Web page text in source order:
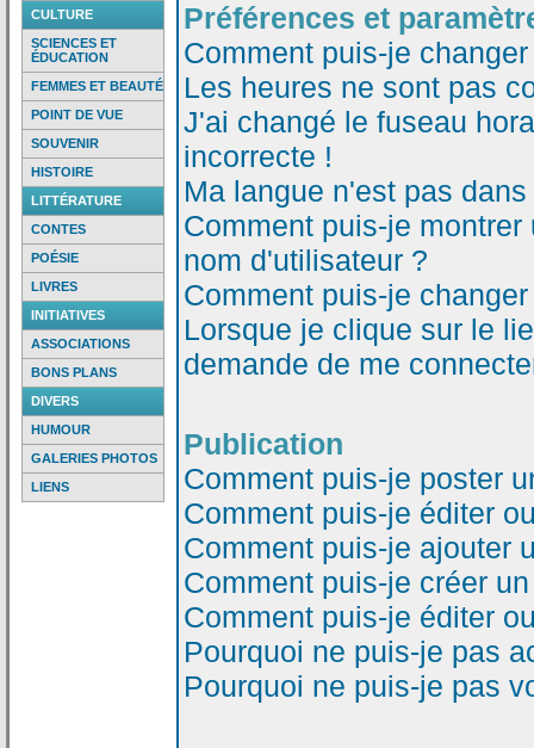
CULTURE
SCIENCES ET
ÉDUCATION
FEMMES ET BEAUTÉ
POINT DE VUE
SOUVENIR
HISTOIRE
LITTÉRATURE
CONTES
POÉSIE
LIVRES
INITIATIVES
ASSOCIATIONS
BONS PLANS
DIVERS
HUMOUR
GALERIES PHOTOS
LIENS
Préférences et
Comment puis-je
Les heures ne sont pas
J'ai changé le fuseau
incorrecte !
Ma langue n'est pas
Comment puis-je
nom d'utilisateur ?
Comment puis-je
Lorsque je clique sur le
demande de me
Publication
Comment puis-je poster
Comment puis-je éditer
Comment puis-je ajouter
Comment puis-je créer
Comment puis-je éditer
Pourquoi ne puis-je pas
Pourquoi ne puis-je pas